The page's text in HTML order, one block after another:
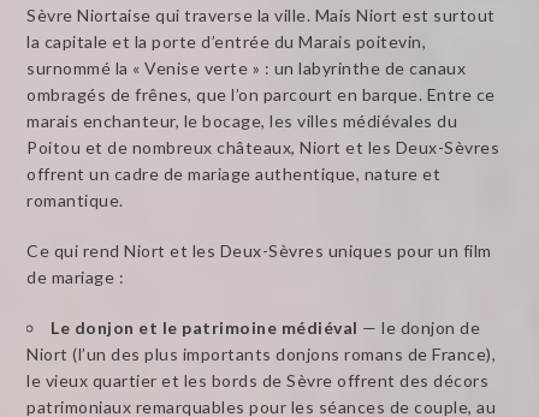
Sèvre Niortaise qui traverse la ville. Mais Niort est surtout
la capitale et la porte d’entrée du Marais poitevin,
surnommé la « Venise verte » : un labyrinthe de canaux
ombragés de frênes, que l’on parcourt en barque. Entre ce
marais enchanteur, le bocage, les villes médiévales du
Poitou et de nombreux châteaux, Niort et les Deux-Sèvres
offrent un cadre de mariage authentique, nature et
romantique.
Ce qui rend Niort et les Deux-Sèvres uniques pour un film
de mariage :
Le donjon et le patrimoine médiéval — le donjon de
Niort (l’un des plus importants donjons romans de France),
le vieux quartier et les bords de Sèvre offrent des décors
patrimoniaux remarquables pour les séances de couple, au